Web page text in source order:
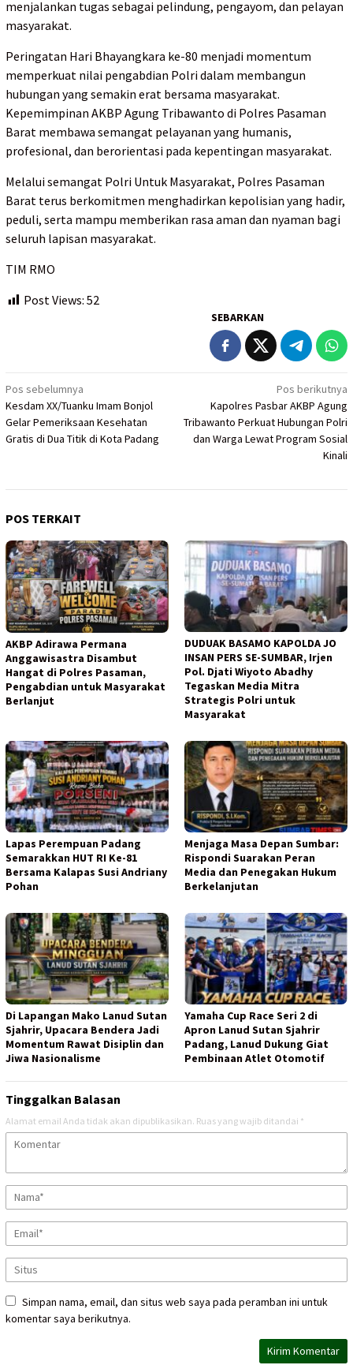
menjalankan tugas sebagai pelindung, pengayom, dan pelayan
masyarakat.
Peringatan Hari Bhayangkara ke-80 menjadi momentum
memperkuat nilai pengabdian Polri dalam membangun
hubungan yang semakin erat bersama masyarakat.
Kepemimpinan AKBP Agung Tribawanto di Polres Pasaman
Barat membawa semangat pelayanan yang humanis,
profesional, dan berorientasi pada kepentingan masyarakat.
Melalui semangat Polri Untuk Masyarakat, Polres Pasaman
Barat terus berkomitmen menghadirkan kepolisian yang hadir,
peduli, serta mampu memberikan rasa aman dan nyaman bagi
seluruh lapisan masyarakat.
TIM RMO
Post Views: 52
SEBARKAN
Navigasi
pos
Pos sebelumnya
Kesdam XX/Tuanku Imam Bonjol
Gelar Pemeriksaan Kesehatan
Gratis di Dua Titik di Kota Padang
Pos berikutnya
Kapolres Pasbar AKBP Agung
Tribawanto Perkuat Hubungan Polri
dan Warga Lewat Program Sosial
Kinali
POS TERKAIT
AKBP Adirawa Permana
Anggawisastra Disambut
Hangat di Polres Pasaman,
Pengabdian untuk Masyarakat
Berlanjut
DUDUAK BASAMO KAPOLDA JO
INSAN PERS SE-SUMBAR, Irjen
Pol. Djati Wiyoto Abadhy
Tegaskan Media Mitra
Strategis Polri untuk
Masyarakat
Lapas Perempuan Padang
Semarakkan HUT RI Ke-81
Bersama Kalapas Susi Andriany
Pohan
Menjaga Masa Depan Sumbar:
Rispondi Suarakan Peran
Media dan Penegakan Hukum
Berkelanjutan
Di Lapangan Mako Lanud Sutan
Sjahrir, Upacara Bendera Jadi
Momentum Rawat Disiplin dan
Jiwa Nasionalisme
Yamaha Cup Race Seri 2 di
Apron Lanud Sutan Sjahrir
Padang, Lanud Dukung Giat
Pembinaan Atlet Otomotif
Tinggalkan Balasan
Alamat email Anda tidak akan dipublikasikan. Ruas yang wajib ditandai *
Simpan nama, email, dan situs web saya pada peramban ini untuk
komentar saya berikutnya.